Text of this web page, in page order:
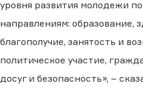
уровня развития молодежи
направлениям: образование,
благополучие, занятость и
политическое участие,
досуг и безопасность», –